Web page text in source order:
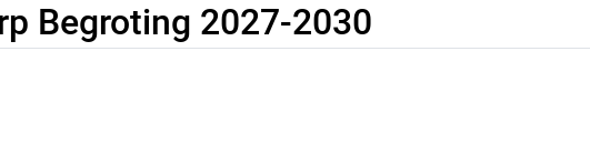
Begroting 2027-2030